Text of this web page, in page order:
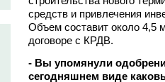
средств и привлечения
Объем составит около 4,5
договоре с КРДВ.
- Вы упомянули
сегодняшнем виде